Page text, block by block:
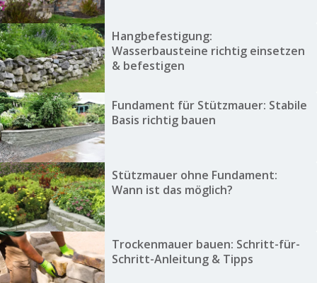
Hangbefestigung:
Wasserbausteine richtig einsetzen
& befestigen
Fundament für Stützmauer: Stabile
Basis richtig bauen
Stützmauer ohne Fundament:
Wann ist das möglich?
Trockenmauer bauen: Schritt-für-
Schritt-Anleitung & Tipps